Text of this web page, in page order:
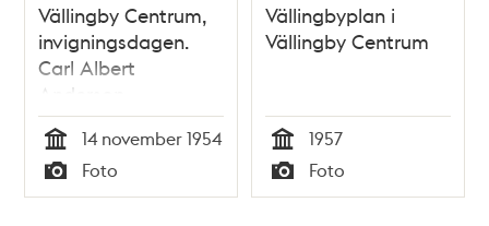
Vällingby Centrum,
invigningsdagen.
Carl Albert
Anderson
invigningstalar
Tid
14 november 1954
Typ
Foto
Vällingbyplan i
Vällingby Centrum
Tid
1957
Typ
Foto